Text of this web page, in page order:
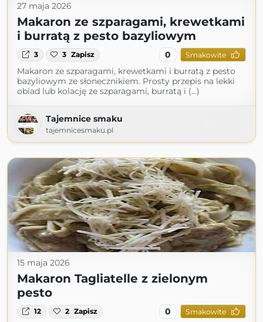
27 maja 2026
Makaron ze szparagami, krewetkami
i burratą z pesto bazyliowym
3 3 Zapisz 0 Smakowite
Makaron ze szparagami, krewetkami i burratą z pesto
bazyliowym ze słonecznikiem. Prosty przepis na lekki
obiad lub kolację ze szparagami, burratą i (...)
Tajemnice smaku
tajemnicesmaku.pl
15 maja 2026
Makaron Tagliatelle z zielonym
pesto
12 2 Zapisz 0 Smakowite